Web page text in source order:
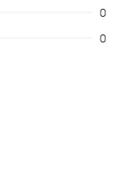
0
0